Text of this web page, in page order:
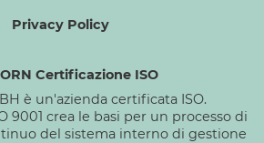
Privacy Policy
Certificazione ISO
è un'azienda certificata ISO.
9001 crea le basi per un processo di
del sistema interno di gestione